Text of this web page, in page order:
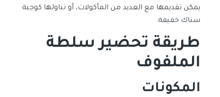
يمكن تقديمها مع العديد من المأكولات، أو تناولها كوجبة
سناك خفيفة.
طريقة تحضير سلطة
الملفوف
المكونات